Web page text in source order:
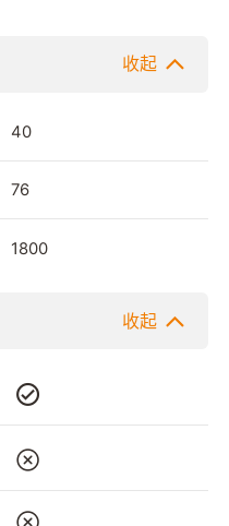
收起
40
76
1800
收起